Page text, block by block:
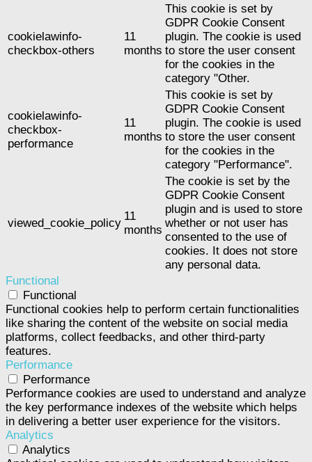
cookielawinfo-
checkbox-others
11
months
This cookie is set by
GDPR Cookie Consent
plugin. The cookie is used
to store the user consent
for the cookies in the
category "Other.
cookielawinfo-
checkbox-
performance
11
months
This cookie is set by
GDPR Cookie Consent
plugin. The cookie is used
to store the user consent
for the cookies in the
category "Performance".
viewed_cookie_policy
11
months
The cookie is set by the
GDPR Cookie Consent
plugin and is used to store
whether or not user has
consented to the use of
cookies. It does not store
any personal data.
Functional
Functional
Functional cookies help to perform certain functionalities
like sharing the content of the website on social media
platforms, collect feedbacks, and other third-party
features.
Performance
Performance
Performance cookies are used to understand and analyze
the key performance indexes of the website which helps
in delivering a better user experience for the visitors.
Analytics
Analytics